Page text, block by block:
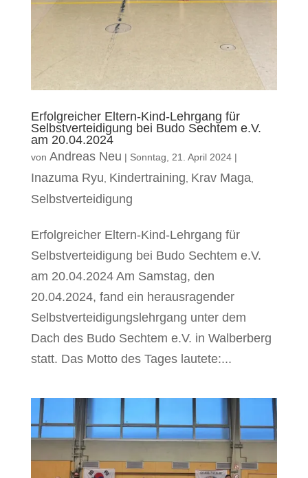
Erfolgreicher Eltern-Kind-Lehrgang für
Selbstverteidigung bei Budo Sechtem e.V.
am 20.04.2024
von Andreas Neu | Sonntag, 21. April 2024|
Inazuma Ryu, Kindertraining, Krav Maga,
Selbstverteidigung
Erfolgreicher Eltern-Kind-Lehrgang für
Selbstverteidigung bei Budo Sechtem e.V.
am 20.04.2024 Am Samstag, den
20.04.2024, fand ein herausragender
Selbstverteidigungslehrgang unter dem
Dach des Budo Sechtem e.V. in Walberberg
statt. Das Motto des Tages lautete:...